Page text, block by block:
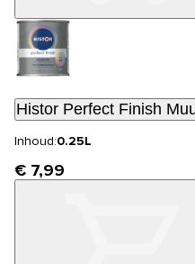
Histor Perfect Finish
Inhoud:0.25L
€ 7,99